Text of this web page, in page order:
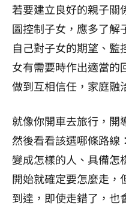
若要建立良好的親子關
圖控制子女，應多了解
自己對子女的期望、
女有需要時作出適當的
做到互相信任，家庭融
就像你開車去旅行，開
然後看看該選哪條路線
變成怎樣的人、具備怎
開始就確定要怎麼走，
到達，即使走錯了，也